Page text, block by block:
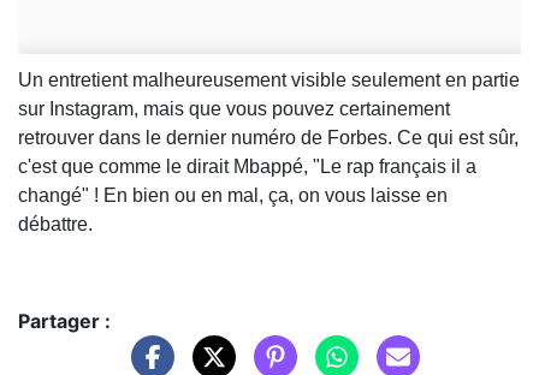
Un entretient malheureusement visible seulement en partie
sur Instagram, mais que vous pouvez certainement
retrouver dans le dernier numéro de Forbes. Ce qui est sûr,
c'est que comme le dirait Mbappé, "Le rap français il a
changé" ! En bien ou en mal, ça, on vous laisse en
débattre.
Partager :